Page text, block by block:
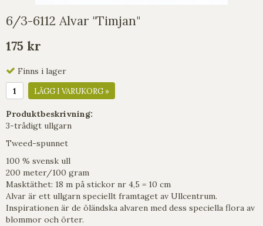
6/3-6112 Alvar "Timjan"
175 kr
Finns i lager
LÄGG I VARUKORG »
Produktbeskrivning:
3-trådigt ullgarn
Tweed-spunnet
100 % svensk ull
200 meter/100 gram
Masktäthet: 18 m på stickor nr 4,5 = 10 cm
Alvar är ett ullgarn speciellt framtaget av Ullcentrum.
Inspirationen är de öländska alvaren med dess speciella flora av
blommor och örter.